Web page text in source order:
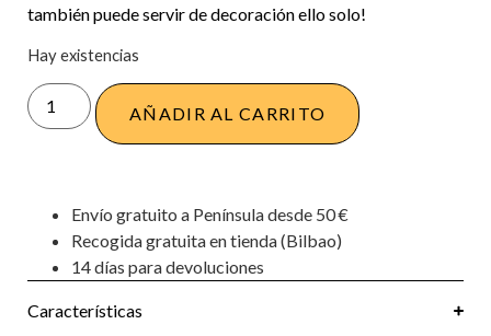
también puede servir de decoración ello solo!
Hay existencias
AÑADIR AL CARRITO
Envío gratuito a Península desde 50 €
Recogida gratuita en tienda (Bilbao)
14 días para devoluciones
Características